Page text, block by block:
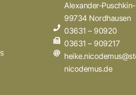
Alexander-
99734 Nordhausen
03631 – 90920
03631 – 909217
nicodemus.de